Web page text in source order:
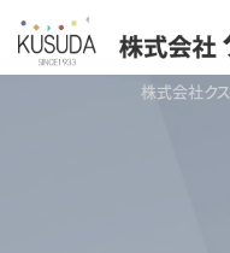
株式会社ク